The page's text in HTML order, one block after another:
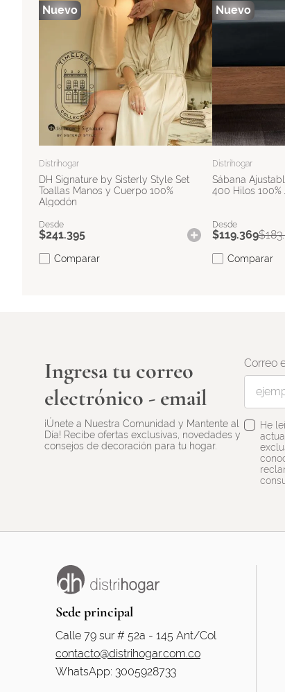
Distrihogar
DH Signature by Sisterly Style Set
Toallas Manos y Cuerpo 100%
Algodón
$241.395
Comparar
Distrihogar
Sábana
400 Hilos
$119.369$183.
Comparar
Ingresa tu correo
electrónico - email
¡Únete a Nuestra Comunidad y Mantente al
Día! Recibe ofertas exclusivas, novedades y
consejos de decoración para tu hogar.
Correo
He
Sede principal
Calle 79 sur # 52a - 145 Ant/Col
contacto@distrihogar.com.co
WhatsApp: 3005928733